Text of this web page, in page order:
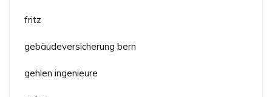
fritz
gebäudeversicherung bern
gehlen ingenieure